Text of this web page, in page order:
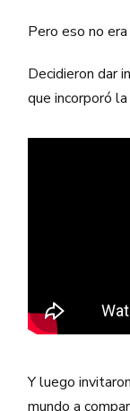
Pero eso no
Decidieron dar
que incorporó
Y luego
mundo a